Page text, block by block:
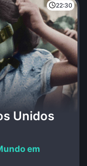
22:30
Unidos
em